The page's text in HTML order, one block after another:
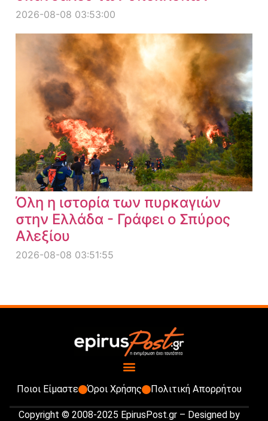
2026-08-08 03:53:00
Όλη η ιστορία των πυρκαγιών
στην Ελλάδα - Γράφει ο Σπύρος
Αλεξίου
2026-08-08 03:51:55
Ποιοι Είμαστε Όροι Χρήσης Πολιτική Απορρήτου
Copyright © 2008-2025 EpirusPost.gr – Designed by